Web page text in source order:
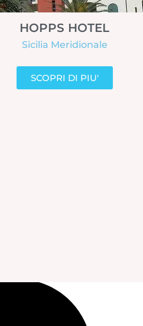
HOPPS HOTEL
Sicilia Meridionale
SCOPRI DI PIU'